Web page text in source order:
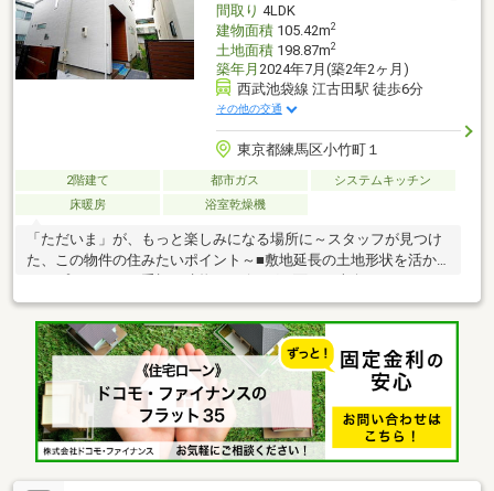
間取り 4LDK
建物面積105.42m2
土地面積198.87m2
築年月 2024年7月(築2年2ヶ月)
西武池袋線 江古田駅 徒歩6分
その他の交通
東京都練馬区小竹町１
2階建て 都市ガス
システムキッチン
床暖房
浴室乾燥機
「ただいま」が、もっと楽しみになる場所に～スタッフが見つけ
た、この物件の住みたいポイント～■敷地延長の土地形状を活か
デッキ、開放感が魅力！■駅近の利便性と落ち着いた住み心地を
両立した住宅です▼この街と歩んで、30年▼私たちがご紹介した
いのは、家そのものだけでなく、これから皆さんが過ごす「この
街でのまいにち」。陽当たりの良さも、坂道のちょっとした大変
さも、街の素顔をまるごと、正直にお話しします。予算のこと、
これからのこと。小さな不安もお気軽にお聞かせください。家族
の「いいな」を一緒に育てていきましょう。